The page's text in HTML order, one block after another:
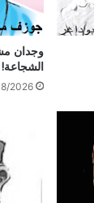
وجدان
الشجاعة!
2026